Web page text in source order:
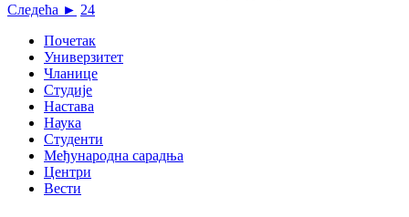
Следећа ► 24
Почетак
Универзитет
Чланице
Студије
Настава
Наука
Студенти
Међународна сарадња
Центри
Вести